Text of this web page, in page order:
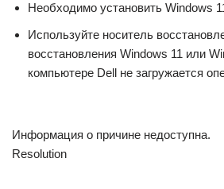
Необходимо установить Windows
Используйте носитель
восстановления Windows 11 или
компьютере Dell не загружается
Информация о причине недоступна.
Resolution